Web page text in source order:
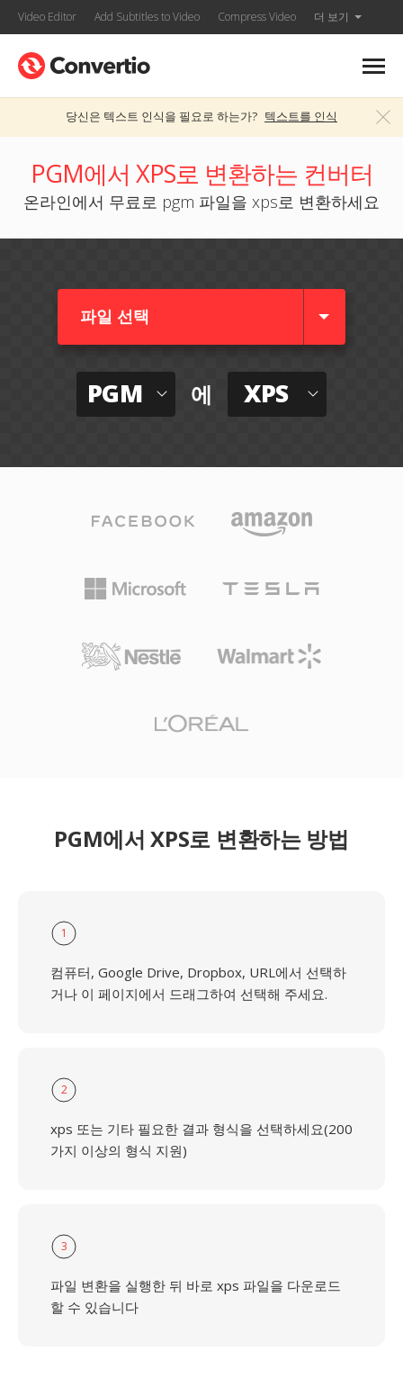
Video Editor Add Subtitles to Video Compress Video 더 보기
당신은 텍스트 인식을 필요로 하는가? 텍스트를 인식
PGM에서 XPS로 변환하는 컨버터
온라인에서 무료로 pgm 파일을 xps로 변환하세요
파일 선택
PGM 에 XPS
PGM에서 XPS로 변환하는 방법
1
컴퓨터, Google Drive, Dropbox, URL에서 선택하
거나 이 페이지에서 드래그하여 선택해 주세요.
2
xps 또는 기타 필요한 결과 형식을 선택하세요(200
가지 이상의 형식 지원)
3
파일 변환을 실행한 뒤 바로 xps 파일을 다운로드
할 수 있습니다